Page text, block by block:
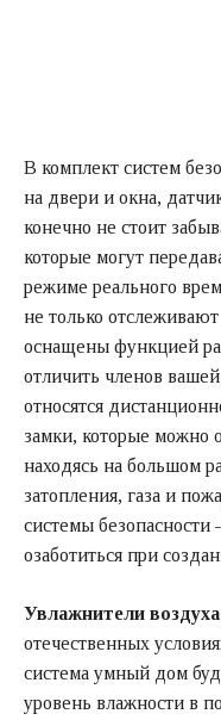
В комплект систем
на двери и окна,
конечно не стоит
которые могут
режиме реального
не только
оснащены функцией
отличить членов
относятся
замки, которые можно
находясь на большом
затопления, газа и
системы безопасности
озаботиться при
Увлажнители
отечественных
система умный дом
уровень влажности в